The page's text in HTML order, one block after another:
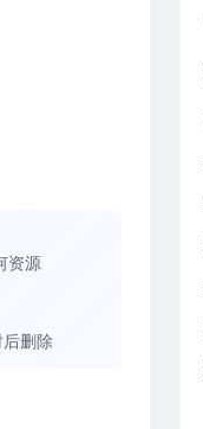
资源
删除